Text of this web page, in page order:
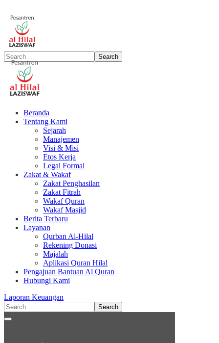
Beranda
Tentang Kami
Sejarah
Manajemen
Visi & Misi
Etos Kerja
Legal Formal
Zakat & Wakaf
Zakat Penghasilan
Zakat Fitrah
Wakaf Quran
Wakaf Masjid
Berita Terbaru
Layanan
Qurban Al-Hilal
Rekening Donasi
Majalah
Aplikasi Quran Hilal
Pengajuan Bantuan Al Quran
Hubungi Kami
Laporan Keuangan